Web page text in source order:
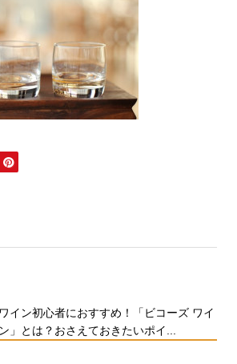
ワイン初心者におすすめ！「ビコーズ ワイ
ン」とは？おさえておきたいポイ...